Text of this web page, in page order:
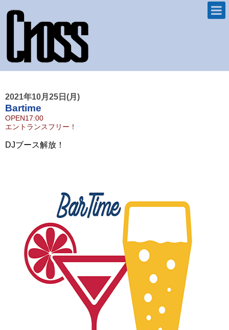
2021年10月25日(月)
Bartime
OPEN17:00
エントランスフリー！
DJブース解放！